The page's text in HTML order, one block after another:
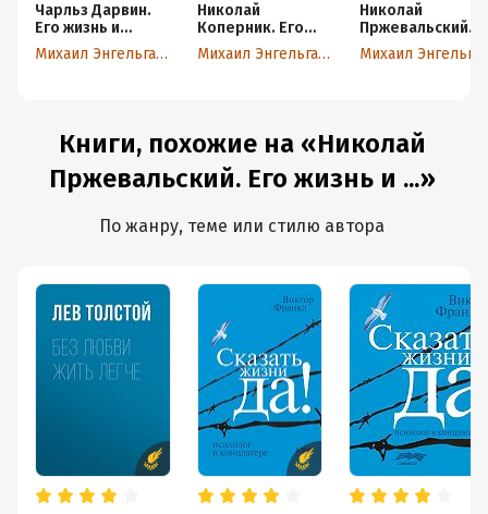
Чарльз Дарвин.
Его жизнь и
научная
деятельность
Михаил Энгельгардт
Николай
Коперник. Его
жизнь и научная
деятельность
Михаил Энгельгардт
Николай
Пржевальский.
Его жизнь и
путешествия
Книги, похожие на «Николай
Пржевальский. Его жизнь и ...»
По жанру, теме или стилю автора